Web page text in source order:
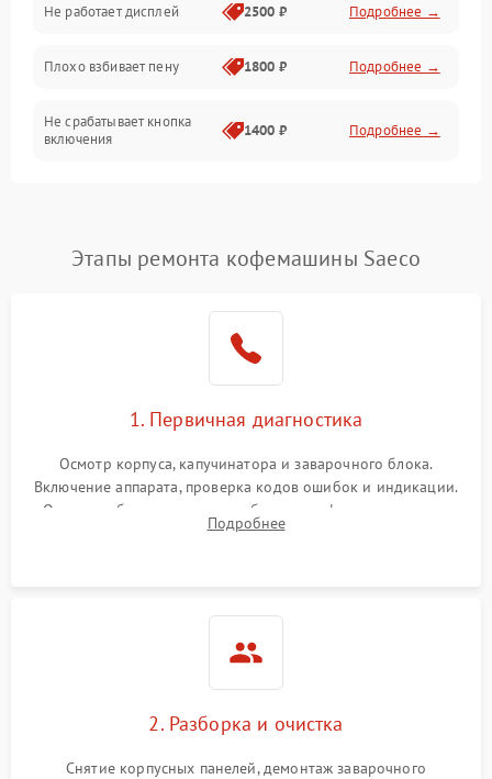
Не работает дисплей 2500 ₽ Подробнее →
Плохо взбивает пену 1800 ₽ Подробнее →
Не срабатывает кнопка
включения
1400 ₽ Подробнее →
Постоянные сбои в работе 1500 ₽ Подробнее →
Этапы ремонта кофемашины Saeco
1. Первичная диагностика
Осмотр корпуса, капучинатора и заварочного блока.
Включение аппарата, проверка кодов ошибок и индикации.
Оценка работы помпы, термоблока и кофемолки на слух.
Измерение температуры и давления воды для выявления
Подробнее
2. Разборка и очистка
Снятие корпусных панелей, демонтаж заварочного